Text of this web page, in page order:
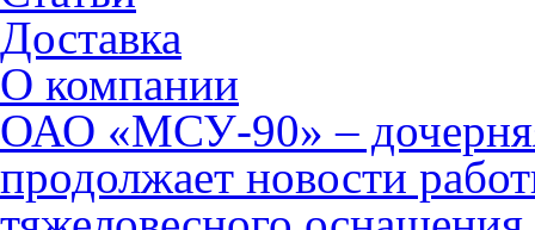
Доставка
О компании
ОАО «МСУ-90» –
продолжает новости